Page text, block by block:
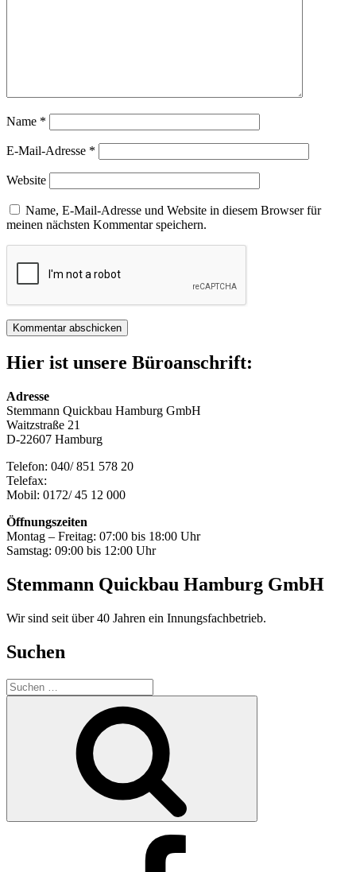
Name *
E-Mail-Adresse *
Website
Name, E-Mail-Adresse und Website in diesem Browser für
meinen nächsten Kommentar speichern.
Hier ist unsere Büroanschrift:
Adresse
Stemmann Quickbau Hamburg GmbH
Waitzstraße 21
D-22607 Hamburg
Telefon: 040/ 851 578 20
Telefax:
Mobil: 0172/ 45 12 000
Öffnungszeiten
Montag – Freitag: 07:00 bis 18:00 Uhr
Samstag: 09:00 bis 12:00 Uhr
Stemmann Quickbau Hamburg GmbH
Wir sind seit über 40 Jahren ein Innungsfachbetrieb.
Suchen
Suchen
nach: